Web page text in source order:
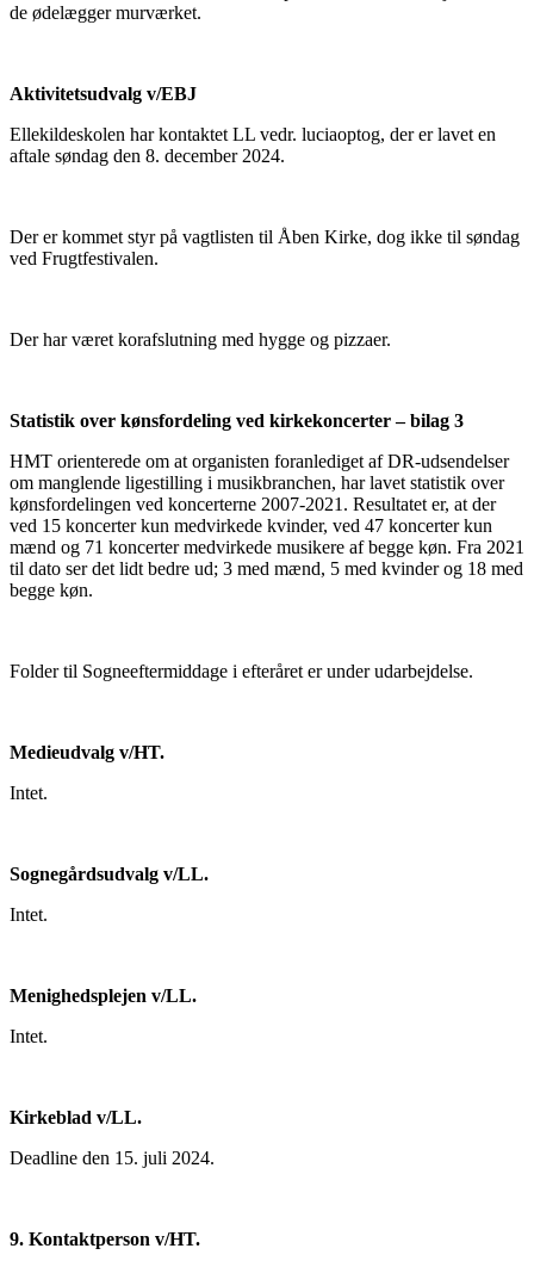
de ødelægger murværket.
Aktivitetsudvalg v/EBJ
Ellekildeskolen har kontaktet LL vedr. luciaoptog, der er lavet en
aftale søndag den 8. december 2024.
Der er kommet styr på vagtlisten til Åben Kirke, dog ikke til søndag
ved Frugtfestivalen.
Der har været korafslutning med hygge og pizzaer.
Statistik over kønsfordeling ved kirkekoncerter – bilag 3
HMT orienterede om at organisten foranlediget af DR-udsendelser
om manglende ligestilling i musikbranchen, har lavet statistik over
kønsfordelingen ved koncerterne 2007-2021. Resultatet er, at der
ved 15 koncerter kun medvirkede kvinder, ved 47 koncerter kun
mænd og 71 koncerter medvirkede musikere af begge køn. Fra 2021
til dato ser det lidt bedre ud; 3 med mænd, 5 med kvinder og 18 med
begge køn.
Folder til Sogneeftermiddage i efteråret er under udarbejdelse.
Medieudvalg v/HT.
Intet.
Sognegårdsudvalg v/LL.
Intet.
Menighedsplejen v/LL.
Intet.
Kirkeblad v/LL.
Deadline den 15. juli 2024.
9. Kontaktperson v/HT.